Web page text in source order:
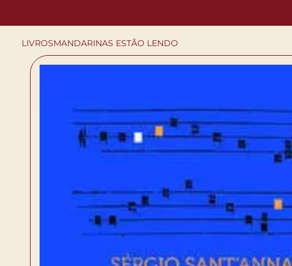
LIVROSMANDARINAS ESTÃO LENDO